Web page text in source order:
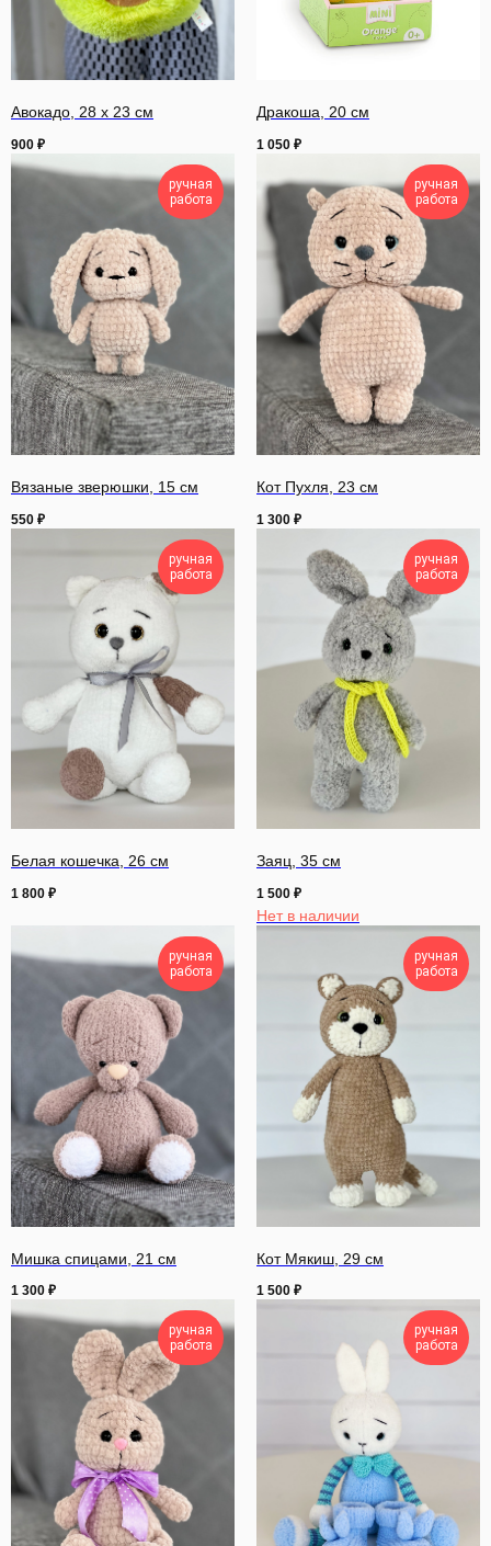
Авокадо, 28 х 23 см
900 ₽
Дракоша, 20 см
1 050 ₽
ручная
работа
Вязаные зверюшки, 15 см
550 ₽
ручная
работа
Кот Пухля, 23 см
1 300 ₽
ручная
работа
Белая кошечка, 26 см
1 800 ₽
ручная
работа
Заяц, 35 см
1 500 ₽
Нет в наличии
ручная
работа
Мишка спицами, 21 см
1 300 ₽
ручная
работа
Кот Мякиш, 29 см
1 500 ₽
ручная
работа
ручная
работа